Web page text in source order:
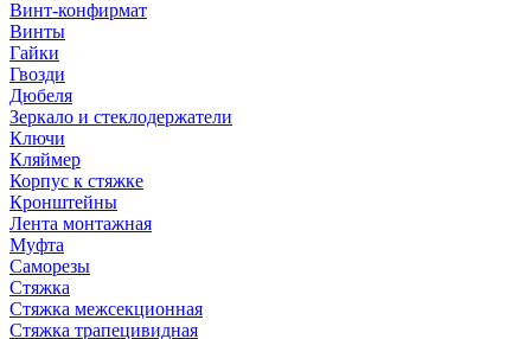
Винт-конфирмат
Винты
Гайки
Гвозди
Дюбеля
Зеркало и стеклодержатели
Ключи
Кляймер
Корпус к стяжке
Кронштейны
Лента монтажная
Муфта
Саморезы
Стяжка
Стяжка межсекционная
Стяжка трапецивидная